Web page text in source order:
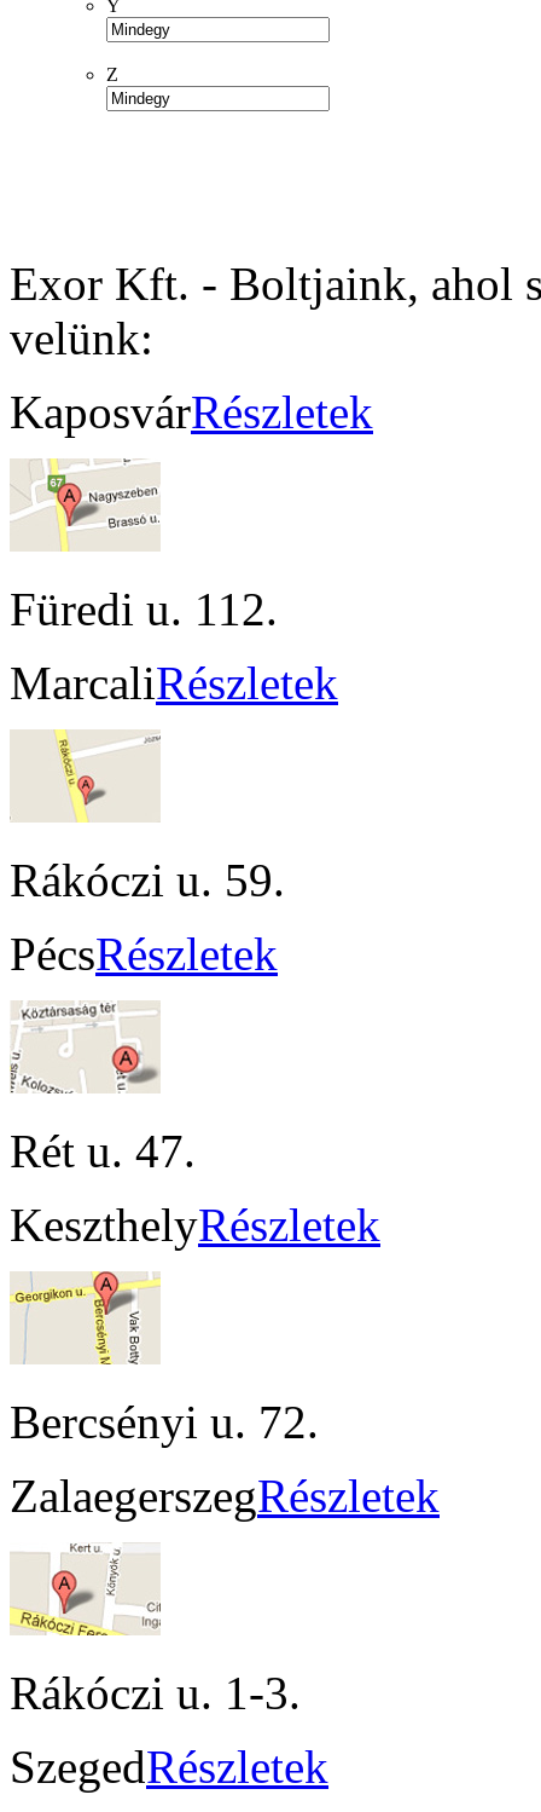
Y
Z
Exor Kft. - Boltjaink, ahol
velünk:
KaposvárRészletek
Füredi u. 112.
MarcaliRészletek
Rákóczi u. 59.
PécsRészletek
Rét u. 47.
KeszthelyRészletek
Bercsényi u. 72.
ZalaegerszegRészletek
Rákóczi u. 1-3.
SzegedRészletek